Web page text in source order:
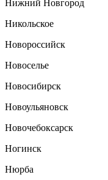
Нижний Новгород
Никольское
Новороссийск
Новоселье
Новосибирск
Новоульяновск
Новочебоксарск
Ногинск
Нюрба